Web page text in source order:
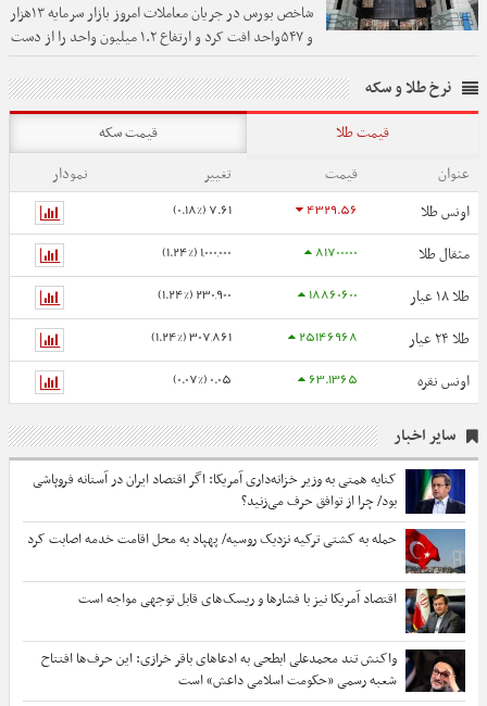
شاخص بورس در جریان معاملات امروز بازار سرمایه ۱۳هزار
و ۵۴۷واحد افت کرد و ارتفاع ۱.۲ میلیون واحد را از دست
داد.
نرخ طلا و سکه
قیمت طلا
قیمت سکه
عنوان
قیمت تغییر
نمودار
اونس طلا
4329.56
7.61 (0.18%)
مثقال طلا 81700000
1,000,000 (1.24%)
طلا ۱۸ عیار 18860600
230,900 (1.24%)
طلا ۲۴ عیار 25146968
307,861 (1.24%)
اونس نقره 63.1365
0.05 (0.07%)
سایر اخبار
کنایه همتی به وزیر خزانه‌داری آمریکا: اگر اقتصاد ایران در آستانه فروپاشی
بود/ چرا از توافق حرف می‌زنید؟
حمله به کشتی ترکیه نزدیک روسیه/ پهپاد به محل اقامت خدمه اصابت کرد
اقتصاد آمریکا نیز با فشارها و ریسک‌های قابل توجهی مواجه است
واکنش تند محمدعلی ابطحی به ادعاهای باقر خرازی: این حرف‌ها افتتاح
شعبه رسمی «حکومت اسلامی داعش» است